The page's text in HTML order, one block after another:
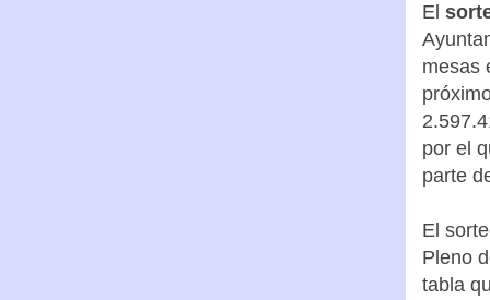
El
mesas
por el
parte
El
Pleno
tabla